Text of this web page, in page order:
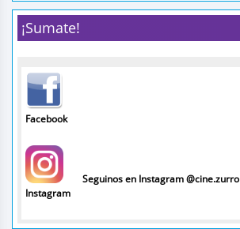
¡Sumate!
Facebook
Instagram
Seguinos en Instagram @cine.zurro